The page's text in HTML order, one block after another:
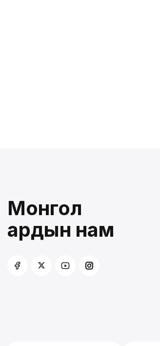
Монгол
ардын нам